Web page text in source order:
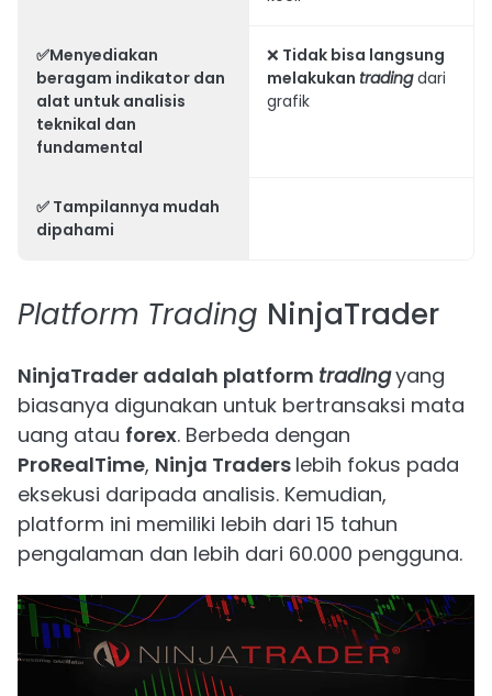
✅Menyediakan
beragam indikator dan
alat untuk analisis
teknikal dan
fundamental
❌ Tidak bisa langsung
melakukan tradingdari
grafik
✅ Tampilannya mudah
dipahami
Platform Trading NinjaTrader
NinjaTrader adalah platform tradingyang
biasanya digunakan untuk bertransaksi mata
uang atau forex. Berbeda dengan
ProRealTime, Ninja Traders lebih fokus pada
eksekusi daripada analisis. Kemudian,
platform ini memiliki lebih dari 15 tahun
pengalaman dan lebih dari 60.000 pengguna.